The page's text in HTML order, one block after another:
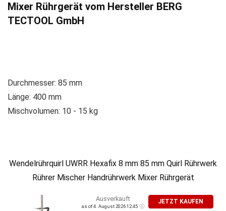
Mixer Rührgerät vom Hersteller BERG
TECTOOL GmbH
Durchmesser: 85 mm
Länge: 400 mm
Mischvolumen: 10 - 15 kg
Wendelrührquirl UWRR Hexafix 8 mm 85 mm Quirl Rührwerk
Rührer Mischer Handrührwerk Mixer Rührgerät
Ausverkauft
as of 4. August 2026 12:45
JETZT KAUFEN